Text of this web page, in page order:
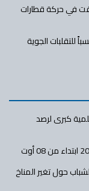
في حركة قطارات
للتقلبات الجوية
كبرى لرصد
حول تغير المناخ